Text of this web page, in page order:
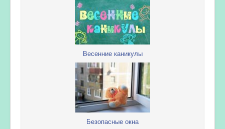
Весенние каникулы
Безопасные окна